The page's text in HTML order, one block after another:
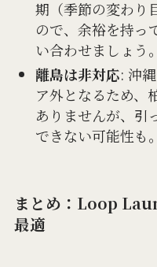
期（季節の変わり
ので、余裕を持っ
い合わせましょう。
離島は非対応: 沖
ア外となるため、
ありませんが、引
できない可能性も。
まとめ：Loop
最適